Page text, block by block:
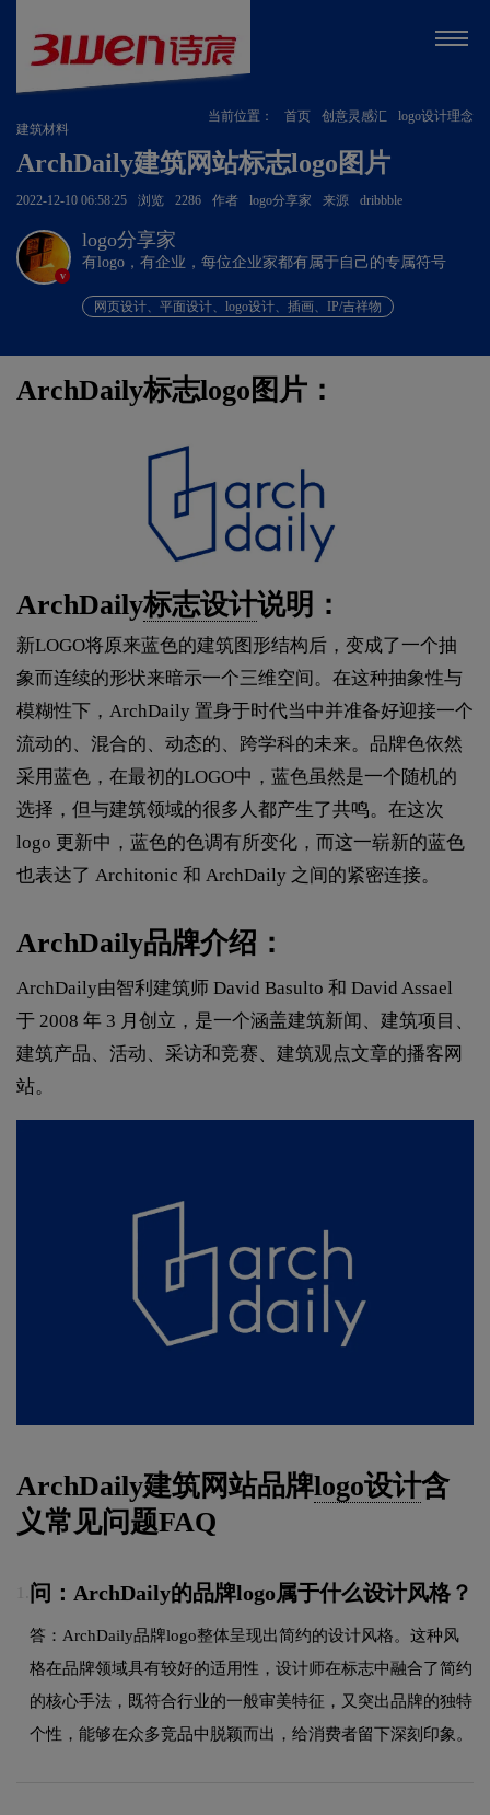
当前位置： 首页 创意灵感汇
logo设计理念
建筑材料
ArchDaily建筑网站标志logo图片
2022-12-10 06:58:25 浏览 2286 作者 logo分享家 来源 dribbble
v
logo分享家
有logo，有企业，每位企业家都有属于自己的专属符号
网页设计、平面设计、logo设计、插画、IP/吉祥物
ArchDaily标志logo图片：
ArchDaily标志设计说明：
新LOGO将原来蓝色的建筑图形结构后，变成了一个抽
象而连续的形状来暗示一个三维空间。在这种抽象性与
模糊性下，ArchDaily 置身于时代当中并准备好迎接一个
流动的、混合的、动态的、跨学科的未来。品牌色依然
采用蓝色，在最初的LOGO中，蓝色虽然是一个随机的
选择，但与建筑领域的很多人都产生了共鸣。在这次
logo 更新中，蓝色的色调有所变化，而这一崭新的蓝色
也表达了 Architonic 和 ArchDaily 之间的紧密连接。
ArchDaily品牌介绍：
ArchDaily由智利建筑师 David Basulto 和 David Assael
于 2008 年 3 月创立，是一个涵盖建筑新闻、建筑项目、
建筑产品、活动、采访和竞赛、建筑观点文章的播客网
站。
ArchDaily建筑网站品牌logo设计含
义常见问题FAQ
问：ArchDaily的品牌logo属于什么设计风格？
答：ArchDaily品牌logo整体呈现出简约的设计风格。这种风
格在品牌领域具有较好的适用性，设计师在标志中融合了简约
的核心手法，既符合行业的一般审美特征，又突出品牌的独特
个性，能够在众多竞品中脱颖而出，给消费者留下深刻印象。